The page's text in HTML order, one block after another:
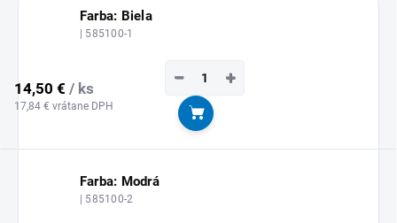
Farba: Biela
| 585100-1
14,50 € / ks
17,84 € vrátane DPH
+
−
Do košíka
Farba: Modrá
| 585100-2